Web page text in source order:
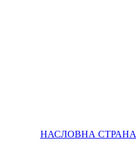
НАСЛОВНА СТРАНА